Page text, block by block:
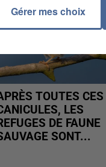
TOUTES CES
LES
DE FAUNE
SONT...
Gérer mes choix